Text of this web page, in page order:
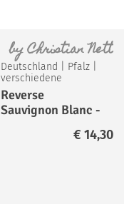
byChristian Nett
Deutschland Pfalz|
verschiedene
Reverse
Sauvignon Blanc -
€ 14,30